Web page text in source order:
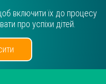
включити їх до процесу
про успіхи дітей.